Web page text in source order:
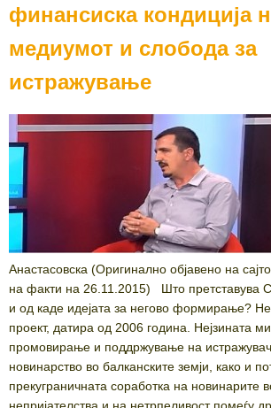
финансиска кондиција
медиумот и слобода за
истражување
Анастасовска (Оригинално објавено на
на факти на 26.11.2015) Што претставува
и од каде идејата за негово формирање?
проект, датира од 2006 година. Нејзината
промовирање и поддржување на
новинарство во балканските земји, како и
прекуграничната соработка на новинарите
непријателства и на нетрпеливост помеѓу